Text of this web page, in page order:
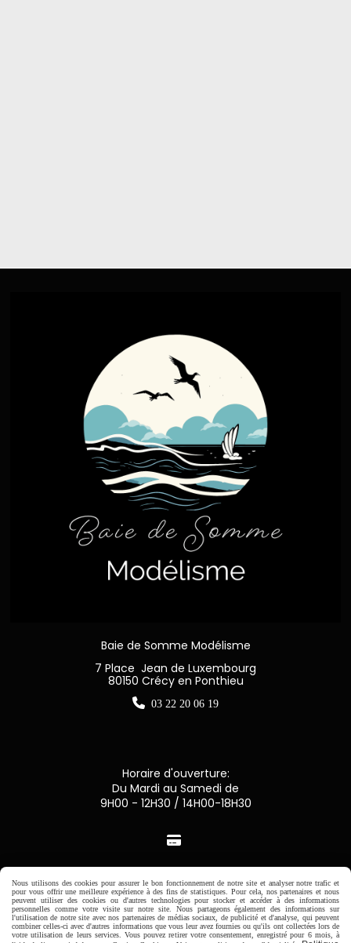
Baie de Somme Modélisme
7 Place Jean de Luxembourg
80150 Crécy en Ponthieu
 03 22 20 06 19
Horaire d'ouverture:
Du Mardi au Samedi de
9H00 - 12H30 / 14H00-18H30

CB Crédit Agricole
Virement bancaire
Nous utilisons des cookies pour assurer le bon fonctionnement de notre site et analyser notre trafic et
pour vous offrir une meilleure expérience à des fins de statistiques. Pour cela, nos partenaires et nous
peuvent utiliser des cookies ou d'autres technologies pour stocker et accéder à des informations
personnelles comme votre visite sur notre site. Nous partageons également des informations sur
l'utilisation de notre site avec nos partenaires de médias sociaux, de publicité et d'analyse, qui peuvent
combiner celles-ci avec d'autres informations que vous leur avez fournies ou qu'ils ont collectées lors de
votre utilisation de leurs services. Vous pouvez retirer votre consentement, enregistré pour 6 mois, à